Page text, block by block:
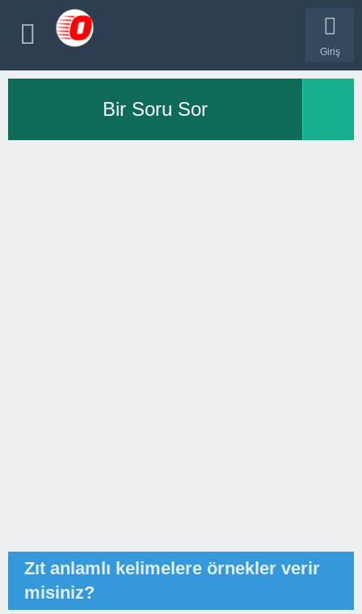
Giriş
Bir Soru Sor
Zıt anlamlı kelimelere örnekler verir
misiniz?